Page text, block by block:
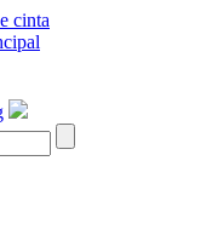
cinta